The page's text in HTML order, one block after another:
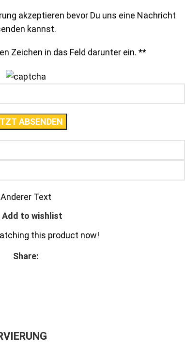
akzeptieren bevor Du uns eine Nachricht
kannst.
Zeichen in das Feld darunter ein. **
Anderer Text
Add to wishlist
this product now!
Share: